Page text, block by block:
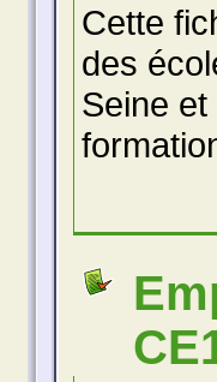
Cette
des
Seine